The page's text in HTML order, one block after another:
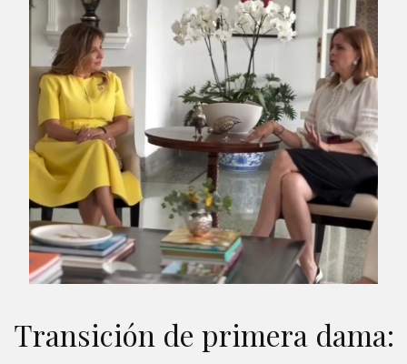
Transición de primera dama: